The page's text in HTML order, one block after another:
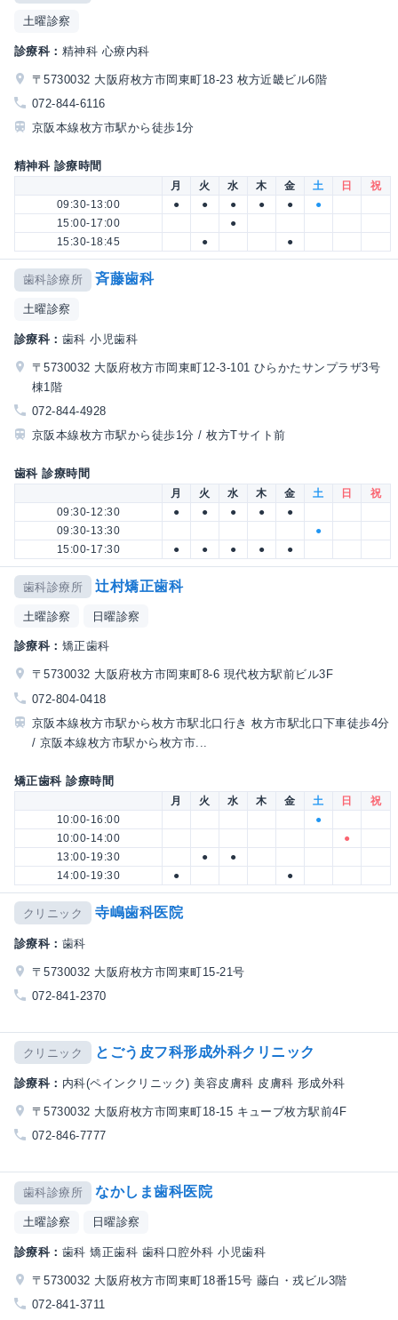
土曜診察
診療科： 精神科 心療内科
〒5730032 大阪府枚方市岡東町18-23 枚方近畿ビル6階
072-844-6116
京阪本線枚方市駅から徒歩1分
精神科 診療時間
月 火 水 木 金 土 日
祝
09:30-13:00
● ● ● ● ●
●
15:00-17:00
●
15:30-18:45
● ●
歯科診療所 斉藤歯科
土曜診察
診療科： 歯科 小児歯科
〒5730032 大阪府枚方市岡東町12-3-101 ひらかたサンプラザ3号
棟1階
072-844-4928
京阪本線枚方市駅から徒歩1分 / 枚方Tサイト前
歯科 診療時間
月 火 水 木 金 土 日
祝
09:30-12:30
● ● ● ●
●
09:30-13:30
●
15:00-17:30
● ● ● ● ●
歯科診療所 辻村矯正歯科
土曜診察 日曜診察
診療科： 矯正歯科
〒5730032 大阪府枚方市岡東町8-6 現代枚方駅前ビル3F
072-804-0418
京阪本線枚方市駅から枚方市駅北口行き 枚方市駅北口下車徒歩4分
/ 京阪本線枚方市駅から枚方市...
矯正歯科 診療時間
月 火 水 木 金 土 日
祝
10:00-16:00
●
10:00-14:00
●
13:00-19:30
●
●
14:00-19:30
● ●
クリニック 寺嶋歯科医院
診療科： 歯科
〒5730032 大阪府枚方市岡東町15-21号
072-841-2370
クリニック とごう皮フ科形成外科クリニック
診療科： 内科(ペインクリニック) 美容皮膚科 皮膚科 形成外科
〒5730032 大阪府枚方市岡東町18-15 キューブ枚方駅前4F
072-846-7777
歯科診療所 なかしま歯科医院
土曜診察 日曜診察
診療科： 歯科 矯正歯科 歯科口腔外科 小児歯科
〒5730032 大阪府枚方市岡東町18番15号 藤白・戎ビル3階
072-841-3711